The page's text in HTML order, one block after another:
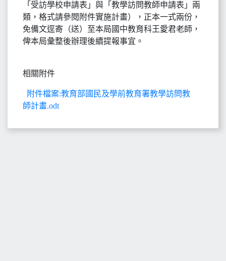
「受訪學校申請表」與「教學訪問教師申請表」兩
類，格式請參閱附件實施計畫），正本一式兩份，
免備文逕寄（送）至本局國中教育科王愛君老師，
俾本局彙整後辦理後續提報事宜。
相關附件
附件檔案:教育部國民及學前教育署教學訪問教
師計畫.odt